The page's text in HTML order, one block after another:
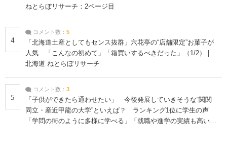
ねとらぼリサーチ：2ページ目
4
コメント数： 5
「北海道土産としてもセンス抜群」六花亭の“店舗限定”お菓子が
人気 「こんなの初めて」「箱買いするべきだった」（1/2） |
北海道 ねとらぼリサーチ
5
コメント数： 3
「子供ができたら通わせたい」 今後発展していきそうな“関関
同立・産近甲龍の大学”といえば？ ランキング1位に学生の声
「学問の街のように多様に学べる」「就職や進学の実績も高い」
| 大学 ねとらぼリサーチ